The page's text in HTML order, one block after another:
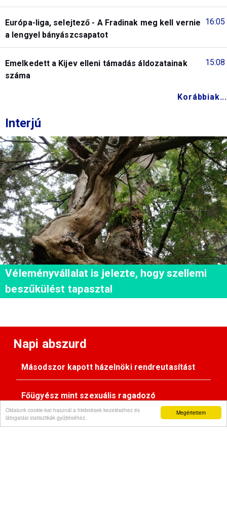
Megértettem
Oldalunk cookie-kat használ a hirdetések kezeléséhez és
látogatási statisztikák gyűjtéséhez.
16:05
Európa-liga, selejtező - A Fradinak meg kell vernie
a lengyel bányászcsapatot
15:08
Emelkedett a Kijev elleni támadás áldozatainak
száma
Korábbiak...
Interjú
Véleményvállalat is jelezte, hogy szellemi
beszűkülést tapasztal
Napi abszurd
Másodszor kapott házelnöki rendreutasítást
Főügyész mint szexuális ragadozó
Pimasz önkényúr